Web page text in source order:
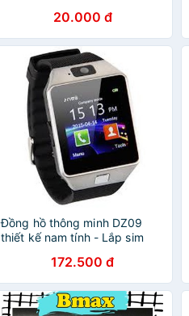
20.000 đ
Đồng hồ thông minh DZ09
thiết kế nam tính - Lắp sim
172.500 đ